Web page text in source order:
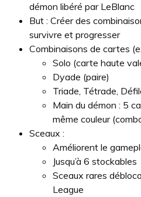
démon libéré par LeBlanc
But : Créer des
survivre et progresser
Combinaisons de cartes
Solo (carte haute
Dyade (paire)
Triade, Tétrade,
Main du démon : 5
même couleur
Sceaux :
Améliorent le
Jusqu’à 6 stockables
Sceaux rares
League